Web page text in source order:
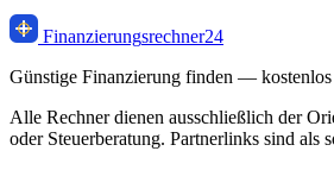
Finanzierungsrechner24
Günstige Finanzierung finden —
Alle Rechner dienen ausschließlich der
oder Steuerberatung. Partnerlinks sind als